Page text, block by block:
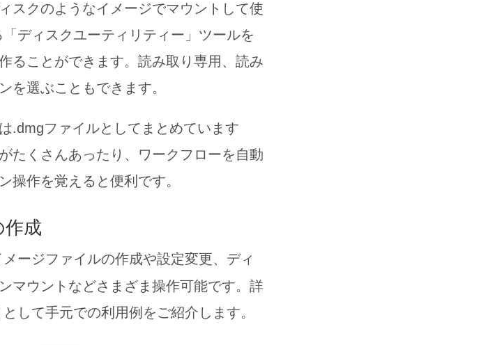
スクのようなイメージでマウントして使
ディスクユーティリティー」ツールを
ることができます。読み取り専用、読み
を選ぶこともできます。
.dmgファイルとしてまとめています
たくさんあったり、ワークフローを自動
操作を覚えると便利です。
成
ージファイルの作成や設定変更、ディ
マウントなどさまざま操作可能です。詳
して手元での利用例をご紹介します。